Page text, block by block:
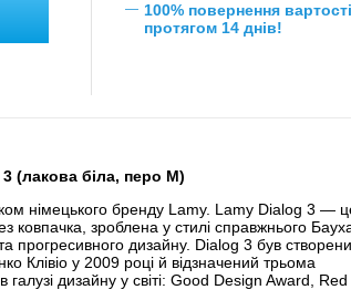
— 100% повернення
протягом 14 днів!
(лакова біла, перо M)
німецького бренду Lamy. Lamy Dialog 3 —
ковпачка, зроблена у стилі справжнього
та прогресивного дизайну. Dialog 3 був
Клівіо у 2009 році й відзначений трьома
дизайну у світі: Good Design Award,